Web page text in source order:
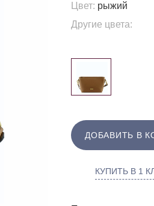
Цвет: рыжий
Другие цвета:
ДОБАВИТЬ В
КУПИТЬ В 1